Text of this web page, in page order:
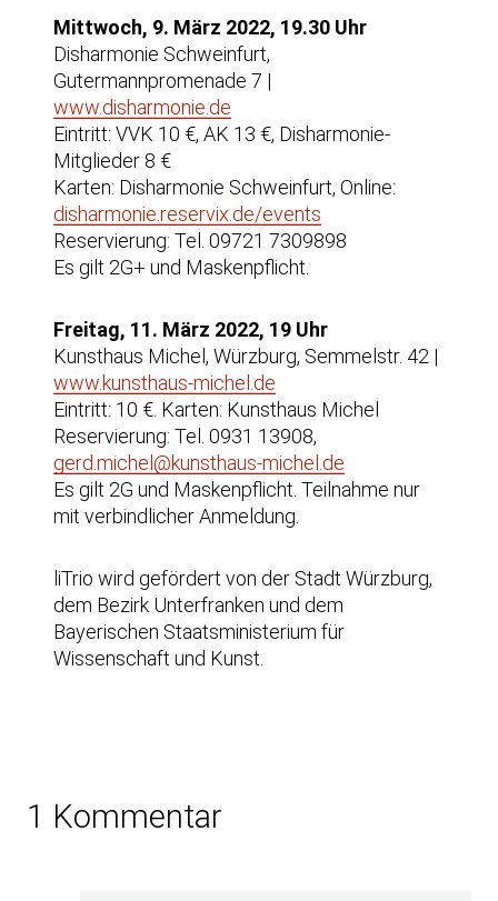
Mittwoch, 9. März 2022, 19.30 Uhr
Disharmonie Schweinfurt,
Gutermannpromenade 7 |
www.disharmonie.de
Eintritt: VVK 10 €, AK 13 €, Disharmonie-
Mitglieder 8 €
Karten: Disharmonie Schweinfurt, Online:
disharmonie.reservix.de/events
Reservierung: Tel. 09721 7309898
Es gilt 2G+ und Maskenpflicht.
Freitag, 11. März 2022, 19 Uhr
Kunsthaus Michel, Würzburg, Semmelstr. 42 |
www.kunsthaus-michel.de
Eintritt: 10 €. Karten: Kunsthaus Michel
Reservierung: Tel. 0931 13908,
gerd.michel@kunsthaus-michel.de
Es gilt 2G und Maskenpflicht. Teilnahme nur
mit verbindlicher Anmeldung.
liTrio wird gefördert von der Stadt Würzburg,
dem Bezirk Unterfranken und dem
Bayerischen Staatsministerium für
Wissenschaft und Kunst.
1 Kommentar